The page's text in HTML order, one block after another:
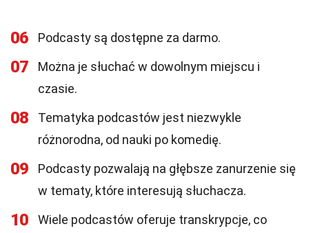
06 Podcasty są dostępne za darmo.
07
Można je słuchać w dowolnym miejscu i
czasie.
08
Tematyka podcastów jest niezwykle
różnorodna, od nauki po komedię.
09
Podcasty pozwalają na głębsze zanurzenie się
w tematy, które interesują słuchacza.
10
Wiele podcastów oferuje transkrypcje, co